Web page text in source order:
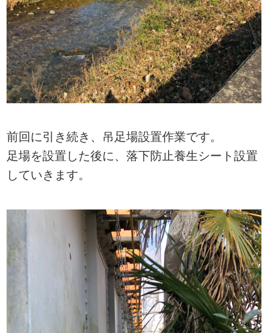
前回に引き続き、吊足場設置作業です。
足場を設置した後に、落下防止養生シート設置
していきます。